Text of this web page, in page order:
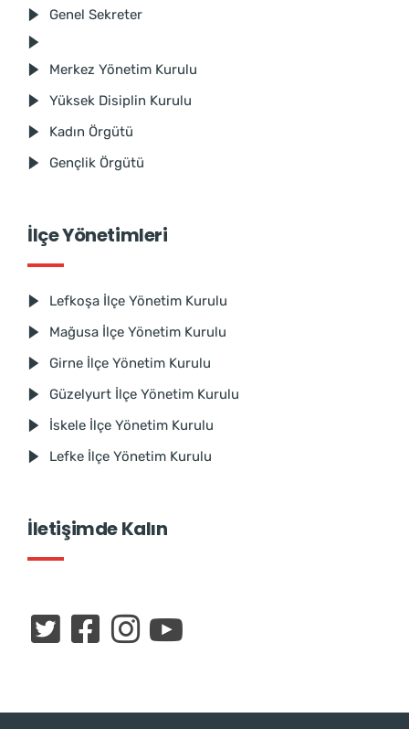
Genel Sekreter
Merkez Yönetim Kurulu
Yüksek Disiplin Kurulu
Kadın Örgütü
Gençlik Örgütü
İlçe Yönetimleri
Lefkoşa İlçe Yönetim Kurulu
Mağusa İlçe Yönetim Kurulu
Girne İlçe Yönetim Kurulu
Güzelyurt İlçe Yönetim Kurulu
İskele İlçe Yönetim Kurulu
Lefke İlçe Yönetim Kurulu
İletişimde Kalın